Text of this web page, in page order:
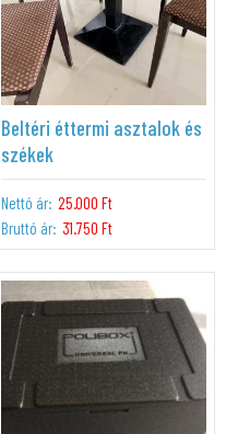
Beltéri éttermi asztalok és
székek
Nettó ár: 25.000 Ft
Bruttó ár: 31.750 Ft